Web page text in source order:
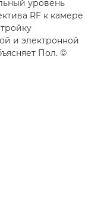
уровень
RF к камере
и электронной
Пол. ©